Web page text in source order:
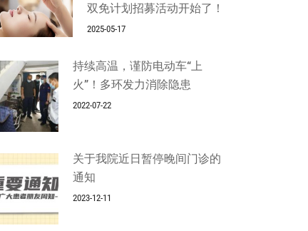
双免计划招募活动开始了！
2025-05-17
持续高温，谨防电动车“上
火”！多环发力消除隐患
2022-07-22
关于我院近日暂停晚间门诊的
通知
2023-12-11